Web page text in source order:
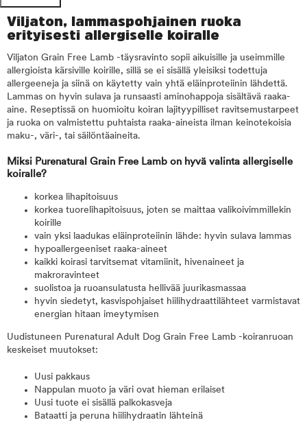
Viljaton, lammaspohjainen ruoka
erityisesti allergiselle koiralle
Viljaton Grain Free Lamb -täysravinto sopii aikuisille ja useimmille
allergioista kärsiville koirille, sillä se ei sisällä yleisiksi todettuja
allergeeneja ja siinä on käytetty vain yhtä eläinproteiinin lähdettä.
Lammas on hyvin sulava ja runsaasti aminohappoja sisältävä raaka-
aine. Reseptissä on huomioitu koiran lajityypilliset ravitsemustarpeet
ja ruoka on valmistettu puhtaista raaka-aineista ilman keinotekoisia
maku-, väri-, tai säilöntäaineita.
Miksi Purenatural Grain Free Lamb on hyvä valinta allergiselle
koiralle?
korkea lihapitoisuus
korkea tuorelihapitoisuus, joten se maittaa valikoivimmillekin
koirille
vain yksi laadukas eläinproteiinin lähde: hyvin sulava lammas
hypoallergeeniset raaka-aineet
kaikki koirasi tarvitsemat vitamiinit, hivenaineet ja
makroravinteet
suolistoa ja ruoansulatusta hellivää juurikasmassaa
hyvin siedetyt, kasvispohjaiset hiilihydraattilähteet varmistavat
energian hitaan imeytymisen
Uudistuneen Purenatural Adult Dog Grain Free Lamb -koiranruoan
keskeiset muutokset:
Uusi pakkaus
Nappulan muoto ja väri ovat hieman erilaiset
Uusi tuote ei sisällä palkokasveja
Bataatti ja peruna hiilihydraatin lähteinä